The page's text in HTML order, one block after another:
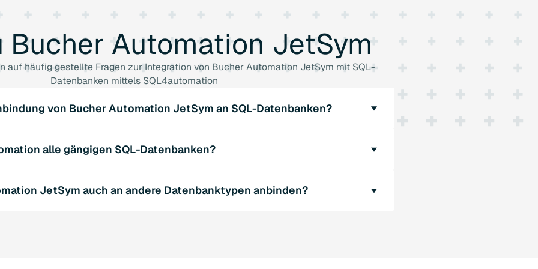
Bucher Automation JetSym
auf häufig gestellte Fragen zur Integration von Bucher Automation JetSym mit SQL-
Datenbanken mittels SQL4automation
von Bucher Automation JetSym an SQL-Datenbanken?
ohne dass Deep-Knowledge über SQL oder Programmieraufwand erforderlich sind.
alle gängigen SQL-Datenbanken?
zu anderen Datenbanksystemen.
JetSym auch an andere Datenbanktypen anbinden?